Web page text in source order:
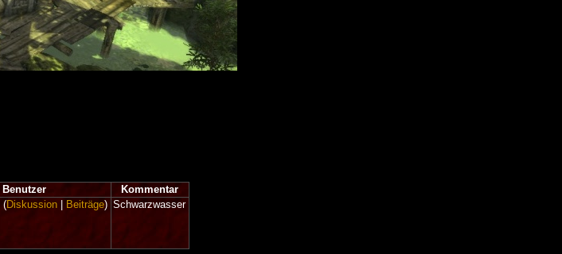
Benutzer
Kommentar
(Diskussion Beiträge) Schwarzwasser